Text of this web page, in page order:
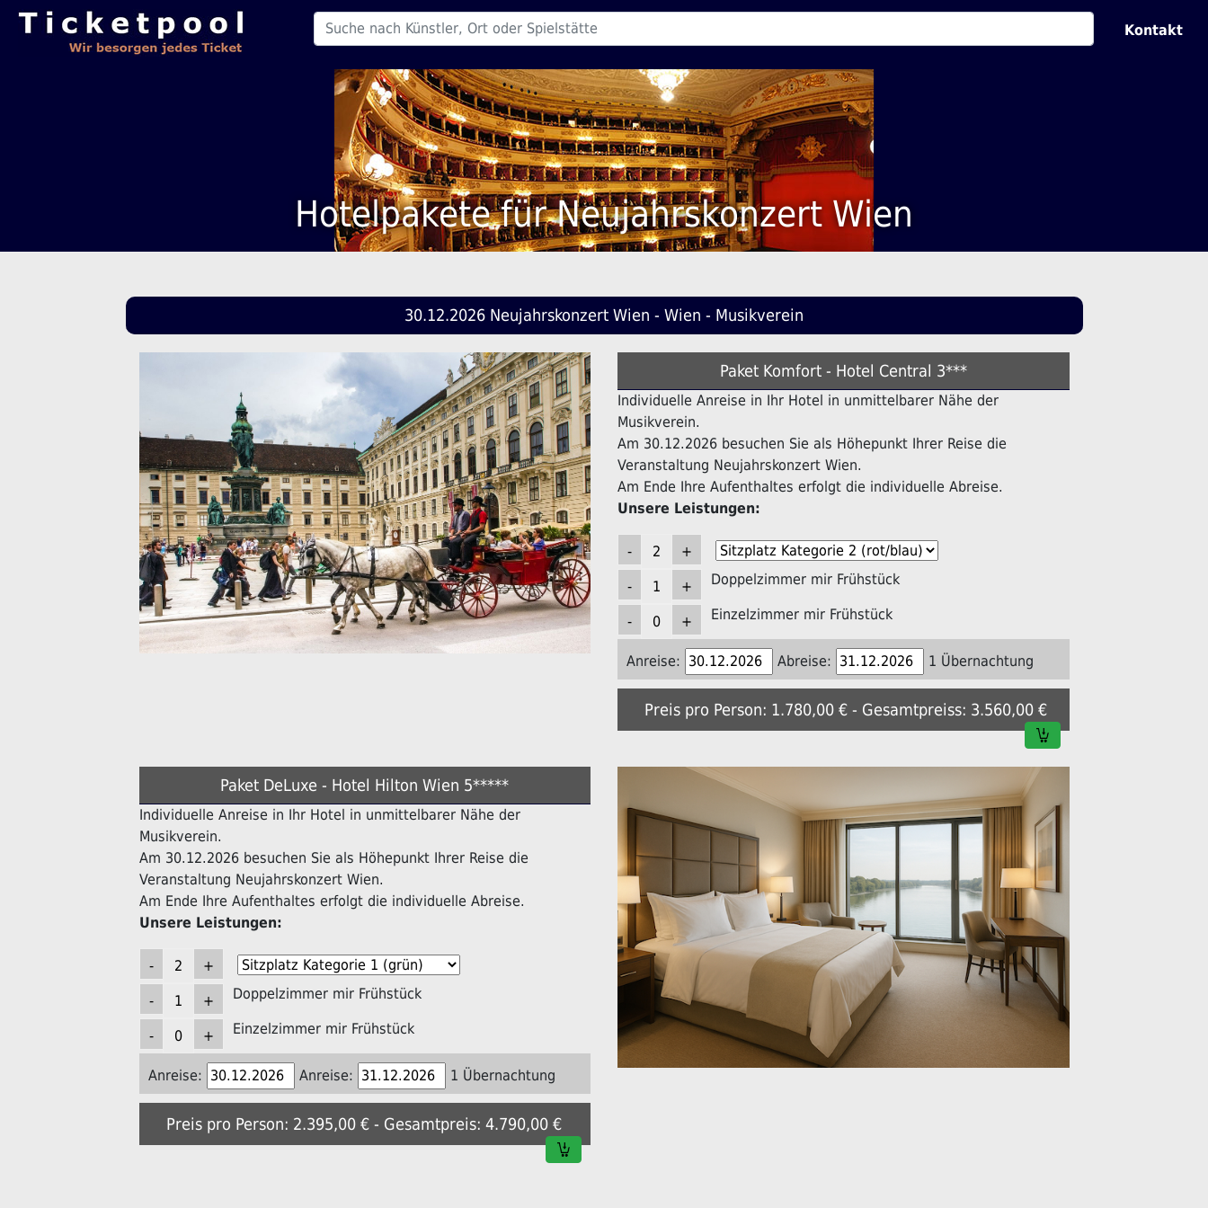
Kontakt
Hotelpakete für Neujahrskonzert Wien
30.12.2026 Neujahrskonzert Wien - Wien - Musikverein
Paket Komfort - Hotel Central 3***
Individuelle Anreise in Ihr Hotel in unmittelbarer Nähe der
Musikverein.
Am 30.12.2026 besuchen Sie als Höhepunkt Ihrer Reise die
Veranstaltung Neujahrskonzert Wien.
Am Ende Ihre Aufenthaltes erfolgt die individuelle Abreise.
Unsere Leistungen:
Doppelzimmer mir Frühstück
Einzelzimmer mir Frühstück
Anreise: Abreise: 1 Übernachtung
Preis pro Person: 1.780,00 € - Gesamtpreiss: 3.560,00 €
Paket DeLuxe - Hotel Hilton Wien 5*****
Individuelle Anreise in Ihr Hotel in unmittelbarer Nähe der
Musikverein.
Am 30.12.2026 besuchen Sie als Höhepunkt Ihrer Reise die
Veranstaltung Neujahrskonzert Wien.
Am Ende Ihre Aufenthaltes erfolgt die individuelle Abreise.
Unsere Leistungen:
Doppelzimmer mir Frühstück
Einzelzimmer mir Frühstück
Anreise: Anreise: 1 Übernachtung
Preis pro Person: 2.395,00 € - Gesamtpreis: 4.790,00 €